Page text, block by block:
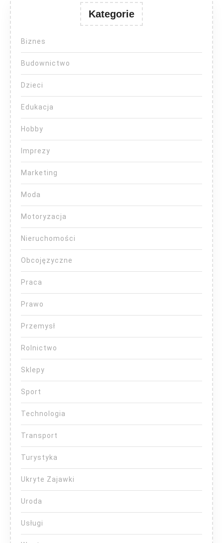
Kategorie
Biznes
Budownictwo
Dzieci
Edukacja
Hobby
Imprezy
Marketing
Moda
Motoryzacja
Nieruchomości
Obcojęzyczne
Praca
Prawo
Przemysł
Rolnictwo
Sklepy
Sport
Technologia
Transport
Turystyka
Ukryte Zajawki
Uroda
Usługi